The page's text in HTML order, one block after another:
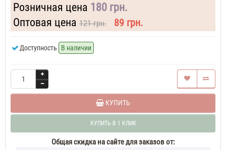
Розничная цена 180 грн.
Оптовая цена 121 грн. 89 грн.
Доступность В наличии
КУПИТЬ
КУПИТЬ В 1 КЛИК
Общая скидка на сайте для заказов от: